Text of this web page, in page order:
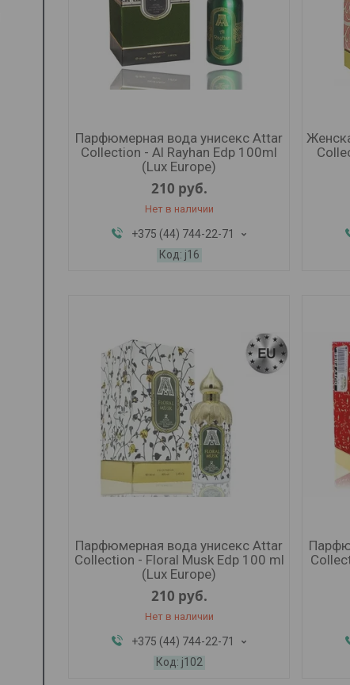
Парфюмерная вода унисекс Attar
Collection - Al Rayhan Edp 100ml
(Lux Europe)
210 руб.
Нет в наличии
+375 (44) 744-22-71
j16
Парфюмерная вода унисекс Attar
Collection - Floral Musk Edp 100 ml
(Lux Europe)
210 руб.
Нет в наличии
+375 (44) 744-22-71
j102